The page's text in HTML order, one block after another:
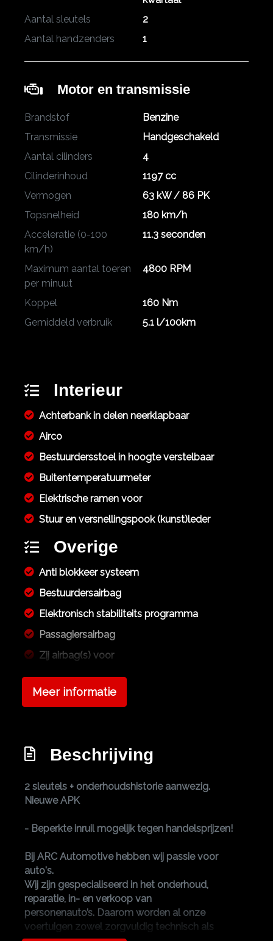
Aantal sleutels
2
Aantal handzenders
1
Motor en transmissie
Brandstof
Benzine
Transmissie
Handgeschakeld
Aantal cilinders
4
Cilinderinhoud
1197 cc
Vermogen
63 kW / 86 PK
Topsnelheid
180 km/h
Acceleratie (0-100
km/h)
11.3 seconden
Maximum aantal toeren
per minuut
4800 RPM
Koppel
160 Nm
Gemiddeld verbruik
5.1 l/100km
Interieur
Achterbank in delen neerklapbaar
Airco
Bestuurdersstoel in hoogte verstelbaar
Buitentemperatuurmeter
Elektrische ramen voor
Stuur en versnellingspook (kunst)leder
Overige
Anti blokkeer systeem
Bestuurdersairbag
Elektronisch stabiliteits programma
Passagiersairbag
Zij airbag(s) voor
Exterieur
Buitenspiegels elektrisch verstel- en
Getint glas
Lichtmetalen velgen 15"
Meer informatie
Beschrijving
2 sleutels + onderhoudshistorie aanwezig.
Nieuwe APK
- Beperkte inruil mogelijk tegen handelsprijzen!
Bij ARC Automotive hebben wij passie voor
auto's.
Wij zijn gespecialiseerd in het onderhoud,
reparatie, in- en verkoop van
personenauto’s. Daarom worden al onze
voertuigen zowel zorgvuldig technisch als